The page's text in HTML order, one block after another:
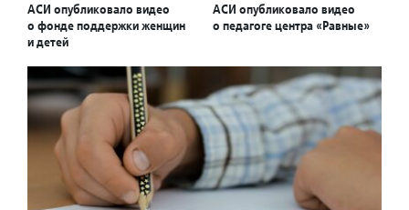
АСИ опубликовало видео
о фонде поддержки женщин
и детей
АСИ опубликовало видео
о педагоге центра «Равные»